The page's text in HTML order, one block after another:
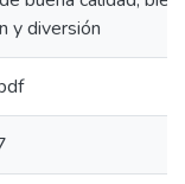
y diversión